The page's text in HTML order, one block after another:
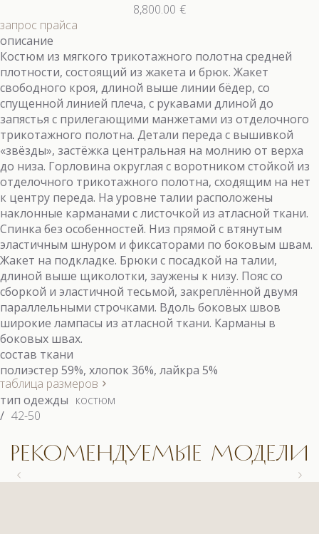
€
8,800.00
запрос прайса
описание
Костюм из мягкого трикотажного полотна средней
плотности, состоящий из жакета и брюк. Жакет
свободного кроя, длиной выше линии бёдер, со
спущенной линией плеча, с рукавами длиной до
запястья с прилегающими манжетами из отделочного
трикотажного полотна. Детали переда с вышивкой
«звёзды», застёжка центральная на молнию от верха
до низа. Горловина округлая с воротником стойкой из
отделочного трикотажного полотна, сходящим на нет
к центру переда. На уровне талии расположены
наклонные карманами с листочкой из атласной ткани.
Спинка без особенностей. Низ прямой с втянутым
эластичным шнуром и фиксаторами по боковым швам.
Жакет на подкладке. Брюки с посадкой на талии,
длиной выше щиколотки, заужены к низу. Пояс со
сборкой и эластичной тесьмой, закреплённой двумя
параллельными строчками. Вдоль боковых швов
широкие лампасы из атласной ткани. Карманы в
боковых швах.
состав ткани
полиэстер 59%, хлопок 36%, лайкра 5%
таблица размеров
тип одежды костюм
/ 42-50
РЕКОМЕНДУЕМЫЕ МОДЕЛИ
9558.1 КОСТЮМ
9558.1 КОСТЮМ
9663 БЛУЗКА
9622.1 КОСТЮМ (3)